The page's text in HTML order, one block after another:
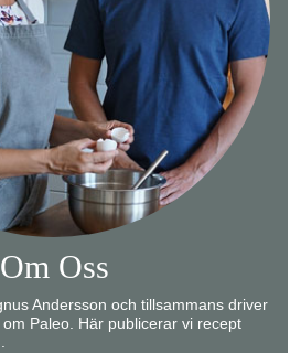
Om Oss
Andersson och tillsammans driver
Paleo. Här publicerar vi recept